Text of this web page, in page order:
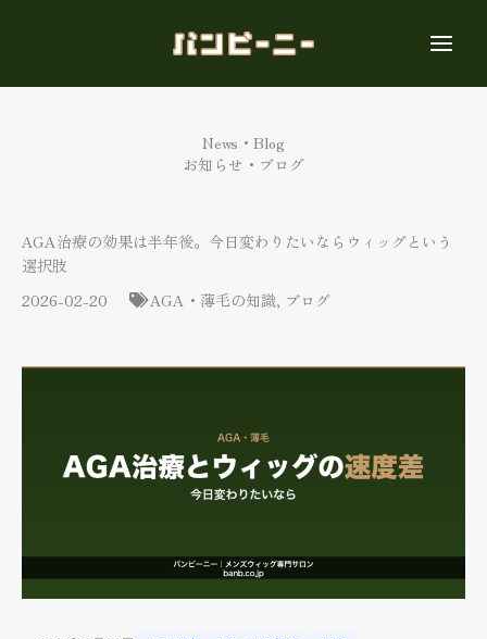
ス
News・Blog
お知らせ・ブログ
AGA治療の効果は半年後。今日変わりたいならウィッグという
選択肢
2026-02-20
AGA・薄毛の知識, ブログ